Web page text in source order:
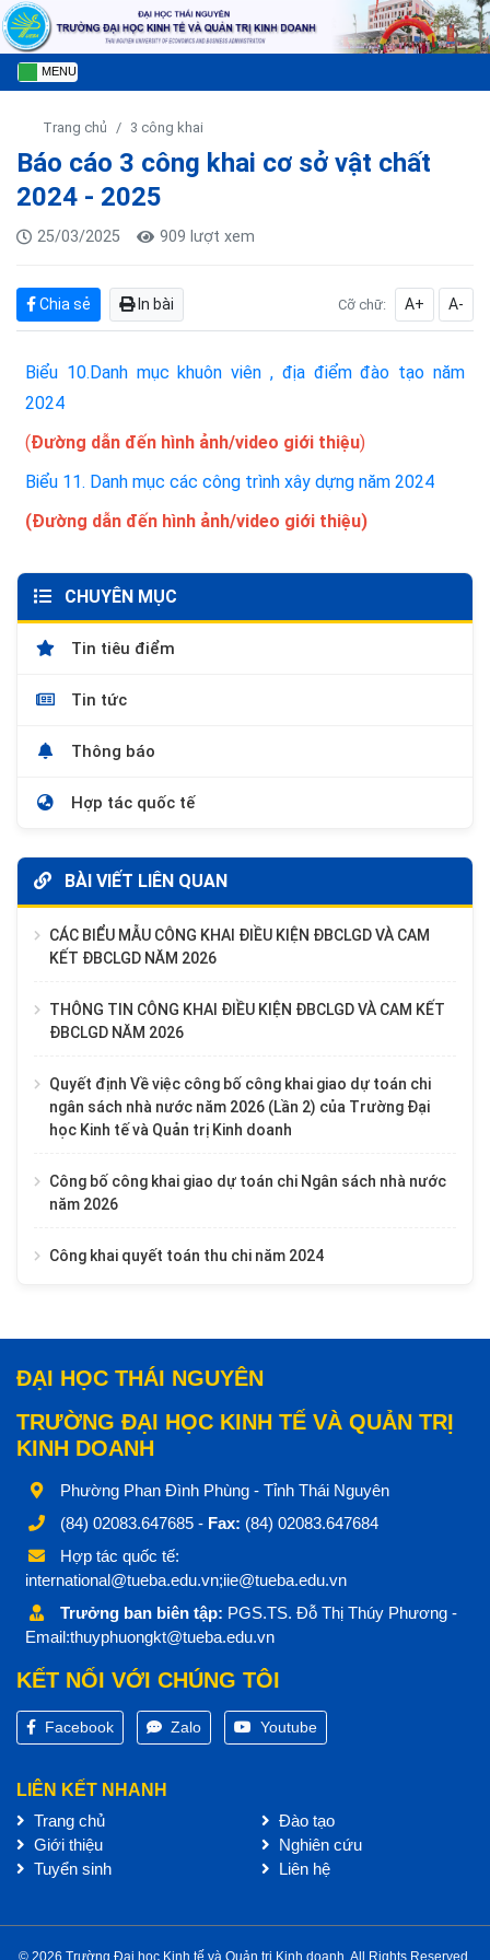
MENU
Trang chủ 3 công khai
Báo cáo 3 công khai cơ sở vật chất
2024 - 2025
25/03/2025 909 lượt xem
Chia sẻ In bài Cỡ chữ: A+ A-
Biểu 10.Danh mục khuôn viên , địa điểm đào tạo năm
2024
(Đường dẫn đến hình ảnh/video giới thiệu)
Biểu 11. Danh mục các công trình xây dựng năm 2024
(Đường dẫn đến hình ảnh/video giới thiệu)
CHUYÊN MỤC
Tin tiêu điểm
Tin tức
Thông báo
Hợp tác quốc tế
BÀI VIẾT LIÊN QUAN
CÁC BIỂU MẪU CÔNG KHAI ĐIỀU KIỆN ĐBCLGD VÀ CAM
KẾT ĐBCLGD NĂM 2026
THÔNG TIN CÔNG KHAI ĐIỀU KIỆN ĐBCLGD VÀ CAM KẾT
ĐBCLGD NĂM 2026
Quyết định Về việc công bố công khai giao dự toán chi
ngân sách nhà nước năm 2026 (Lần 2) của Trường Đại
học Kinh tế và Quản trị Kinh doanh
Công bố công khai giao dự toán chi Ngân sách nhà nước
năm 2026
Công khai quyết toán thu chi năm 2024
ĐẠI HỌC THÁI NGUYÊN
TRƯỜNG ĐẠI HỌC KINH TẾ VÀ QUẢN TRỊ
KINH DOANH
Phường Phan Đình Phùng - Tỉnh Thái Nguyên
(84) 02083.647685 - Fax: (84) 02083.647684
Hợp tác quốc tế:
international@tueba.edu.vn;iie@tueba.edu.vn
Trưởng ban biên tập: PGS.TS. Đỗ Thị Thúy Phương -
Email:thuyphuongkt@tueba.edu.vn
KẾT NỐI VỚI CHÚNG TÔI
Facebook Zalo Youtube
LIÊN KẾT NHANH
Trang chủ
Giới thiệu
Tuyển sinh
Đào tạo
Nghiên cứu
Liên hệ